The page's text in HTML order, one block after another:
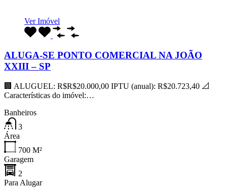
Ver Imóvel
ALUGA-SE PONTO COMERCIAL NA JOÃO
XXIII – SP
🏢 ALUGUEL: R$R$20.000,00 IPTU (anual): R$20.723,40 📐
Características do imóvel:…
Banheiros
3
Área
700 M²
Garagem
2
Para Alugar